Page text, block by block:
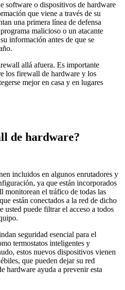
software o dispositivos de hardware
que viene a través de su
una primera línea de defensa
malicioso o un atacante
información antes de que se
allá afuera. Es importante
los firewall de hardware y los
mejor en casa y en lugares
de hardware?
incluidos en algunos enrutadores y
ya que están incorporados
monitorean el tráfico de todas las
están conectados a la red de dicho
usted puede filtrar el acceso a todos
seguridad esencial para el
termostatos inteligentes y
estos nuevos dispositivos vienen
que pueden dejar su red
hardware ayuda a prevenir esta